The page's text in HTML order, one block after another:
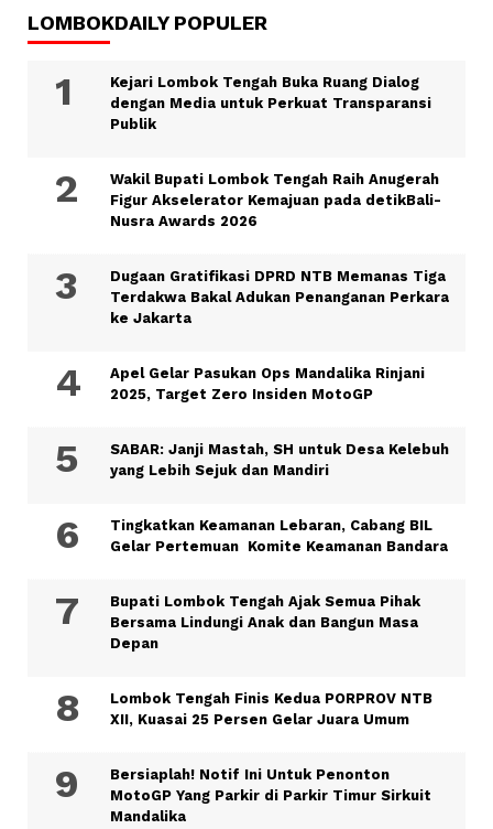
LOMBOKDAILY POPULER
Kejari Lombok Tengah Buka Ruang Dialog
dengan Media untuk Perkuat Transparansi
Publik
Wakil Bupati Lombok Tengah Raih Anugerah
Figur Akselerator Kemajuan pada detikBali-
Nusra Awards 2026
Dugaan Gratifikasi DPRD NTB Memanas Tiga
Terdakwa Bakal Adukan Penanganan Perkara
ke Jakarta
Apel Gelar Pasukan Ops Mandalika Rinjani
2025, Target Zero Insiden MotoGP
SABAR: Janji Mastah, SH untuk Desa Kelebuh
yang Lebih Sejuk dan Mandiri
Tingkatkan Keamanan Lebaran, Cabang BIL
Gelar Pertemuan Komite Keamanan Bandara
Bupati Lombok Tengah Ajak Semua Pihak
Bersama Lindungi Anak dan Bangun Masa
Depan
Lombok Tengah Finis Kedua PORPROV NTB
XII, Kuasai 25 Persen Gelar Juara Umum
Bersiaplah! Notif Ini Untuk Penonton
MotoGP Yang Parkir di Parkir Timur Sirkuit
Mandalika